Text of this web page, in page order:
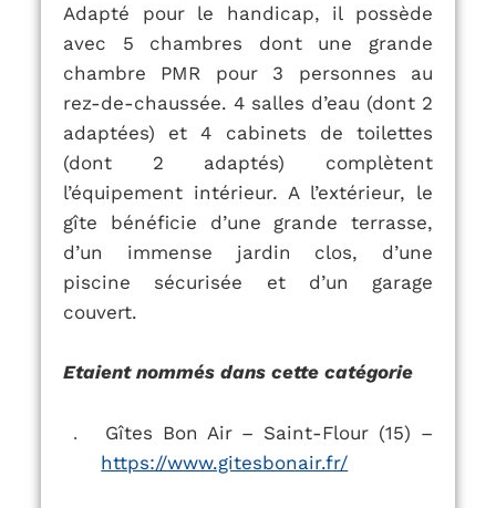
Adapté pour le handicap, il possède
avec 5 chambres dont une grande
chambre PMR pour 3 personnes au
rez-de-chaussée. 4 salles d’eau (dont 2
adaptées) et 4 cabinets de toilettes
(dont 2 adaptés) complètent
l’équipement intérieur. A l’extérieur, le
gîte bénéficie d’une grande terrasse,
d’un immense jardin clos, d’une
piscine sécurisée et d’un garage
couvert.
Etaient nommés dans cette catégorie
.
Gîtes Bon Air – Saint-Flour (15) –
https://www.gitesbonair.fr/